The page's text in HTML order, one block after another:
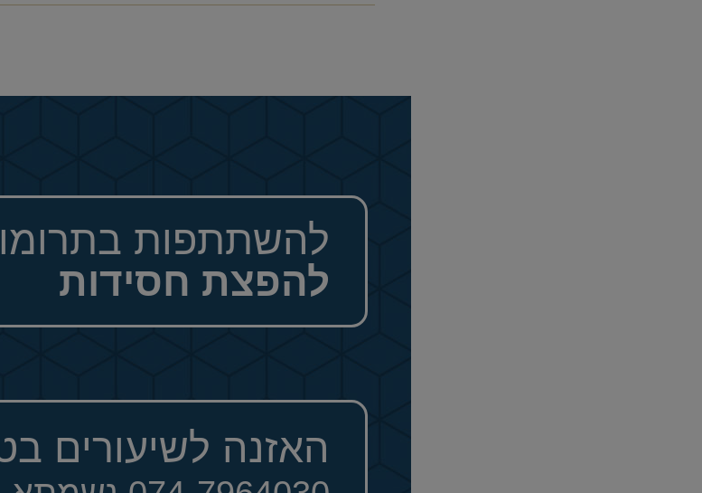
להשתתפות
להפצת חסידות
האזנה לשיעורים